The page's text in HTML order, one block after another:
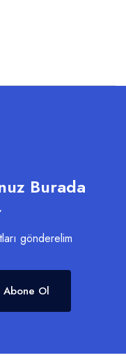
Burada
gönderelim
Abone Ol